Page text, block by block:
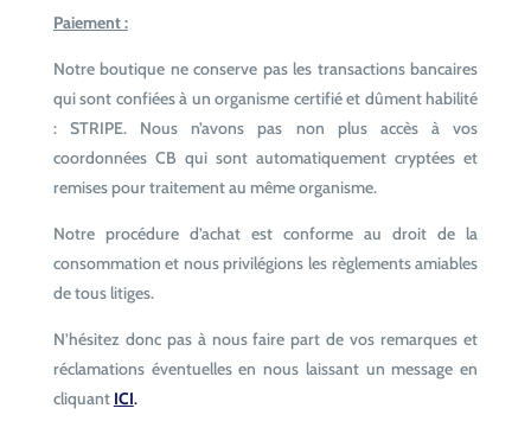
Paiement :
Notre boutique ne conserve pas les transactions bancaires
qui sont confiées à un organisme certifié et dûment habilité
: STRIPE. Nous n’avons pas non plus accès à vos
coordonnées CB qui sont automatiquement cryptées et
remises pour traitement au même organisme.
Notre procédure d’achat est conforme au droit de la
consommation et nous privilégions les règlements amiables
de tous litiges.
N’hésitez donc pas à nous faire part de vos remarques et
réclamations éventuelles en nous laissant un message en
cliquant ICI.